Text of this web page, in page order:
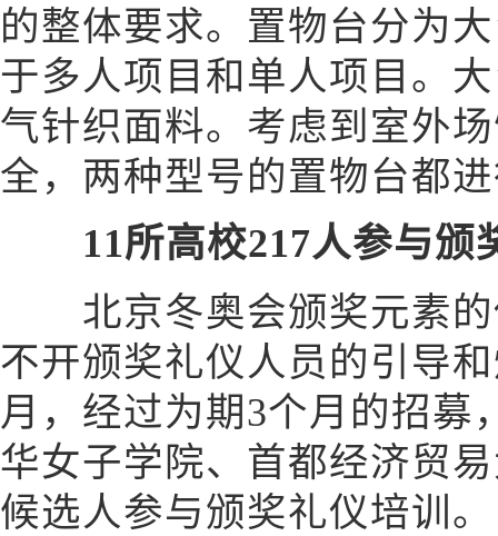
的整体要求。置物台分为
于多人项目和单人项目。
气针织面料。考虑到室外
全，两种型号的置物台都
11所高校217人参与颁
北京冬奥会颁奖元素的
不开颁奖礼仪人员的引导
月，经过为期3个月的招募
华女子学院、首都经济贸
候选人参与颁奖礼仪培训。